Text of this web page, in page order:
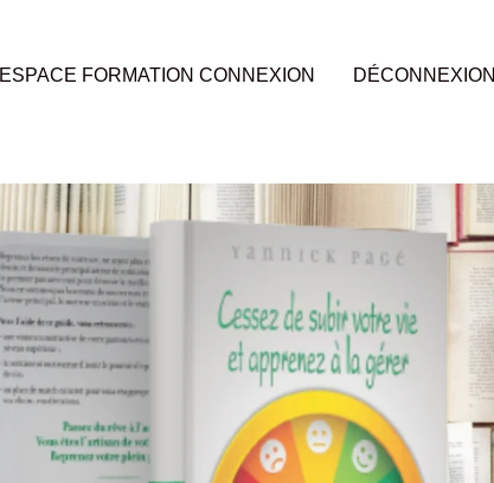
ESPACE FORMATION CONNEXION DÉCONNEXION